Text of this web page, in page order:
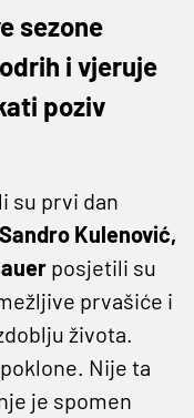
sezone
i vjeruje
poziv
su prvi dan
Sandro Kulenović,
posjetili su
prvašiće i
života.
Nije ta
je spomen